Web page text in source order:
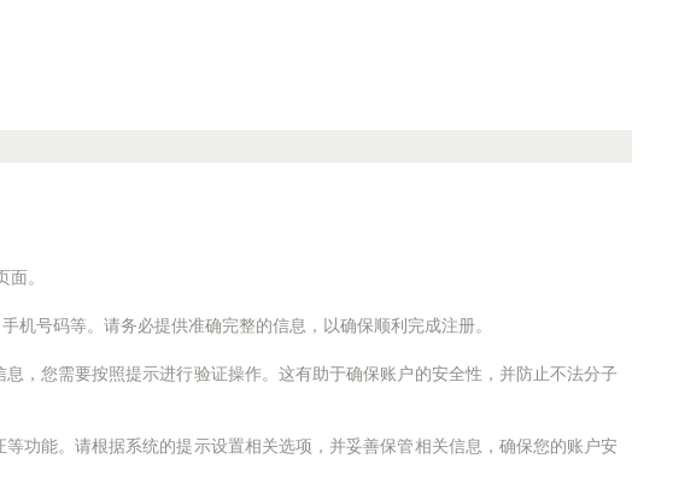
。
号码等。请务必提供准确完整的信息，以确保顺利完成注册。
，您需要按照提示进行验证操作。这有助于确保账户的安全性，并防止不法分子
功能。请根据系统的提示设置相关选项，并妥善保管相关信息，确保您的账户安